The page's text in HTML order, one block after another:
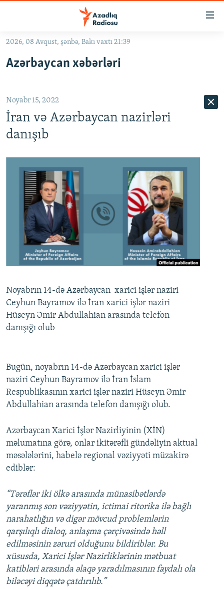
Əsas
qayıt
qayıt
Axtarışa
keç
#ƏSLINDƏ
QANUNI DOĞRU
MULTIMEDIA
VIDEO
FOTOQALEREYA
İNFOQRAFIKA
KARIKATURA
RADIO ARXIV
OXU ZALI
AZƏRBAYCAN ƏDƏBIYYATI KITABXANASI
İSLAM VƏ DEMOKRATIYA
HAQQIMIZDA
MISSIYAMIZ
PEŞƏ ETIKASI VƏ JURNALISTIKA STANDARTLARIMIZ
AZADLIQRADIOSU MOBIL TELEFONUNUZDA
BIZIMLƏ ƏLAQƏ
XƏBƏR BÜLLETENLƏRIMIZ
BIZI IZLƏ
RFE/RL-in bütün saytları
2026, 08 Avqust, şənbə, Bakı vaxtı 21:39
Azərbaycan xəbərləri
Noyabr 15, 2022
İran və Azərbaycan nazirləri
danışıb
Noyabrın 14-də Azərbaycan xarici işlər naziri
Ceyhun Bayramov ilə İran xarici işlər naziri
Hüseyn Əmir Abdullahian arasında telefon
danışığı olub
Bugün, noyabrın 14-də Azərbaycan xarici işlər
naziri Ceyhun Bayramov ilə İran İslam
Respublikasının xarici işlər naziri Hüseyn Əmir
Abdullahian arasında telefon danışığı olub.
Azərbaycan Xarici İşlər Nazirliyinin (XİN)
məlumatına görə, onlar ikitərəfli gündəliyin aktual
məsələlərini, habelə regional vəziyyəti müzakirə
ediblər:
“Tərəflər iki ölkə arasında münasibətlərdə
yaranmış son vəziyyətin, ictimai ritorika ilə bağlı
narahatlığın və digər mövcud problemlərin
qarşılıqlı dialoq, anlaşma çərçivəsində həll
edilməsinin zəruri olduğunu bildiriblər. Bu
xüsusda, Xarici İşlər Nazirliklərinin mətbuat
katibləri arasında əlaqə yaradılmasının faydalı ola
biləcəyi diqqətə çatdırılıb.”